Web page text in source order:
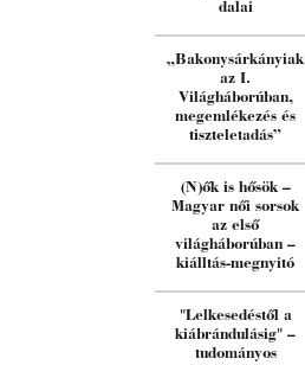
dalai
„Bakonysárkányiak
az I.
Világháborúban,
megemlékezés és
tiszteletadás”
(N)ők is hősök –
Magyar női sorsok
az első
világháborúban –
kiálltás-megnyitó
"Lelkesedéstől a
kiábrándulásig" –
tudományos